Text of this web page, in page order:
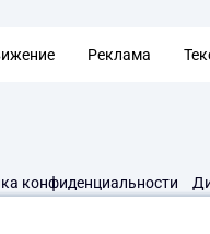
Реклама
конфиденциальности